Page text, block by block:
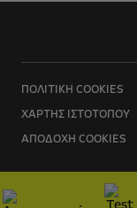
ΠΟΛΙΤΙΚΉ COOKIES
ΧΆΡΤΗΣ ΙΣΤΌΤΟΠΟΥ
AΠΟΔΟΧΉ COOKIES